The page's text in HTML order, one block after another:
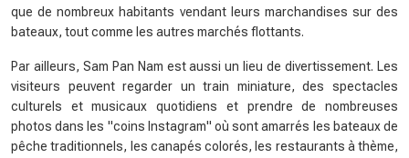
que de nombreux habitants vendant leurs marchandises sur des
bateaux, tout comme les autres marchés flottants.
Par ailleurs, Sam Pan Nam est aussi un lieu de divertissement. Les
visiteurs peuvent regarder un train miniature, des spectacles
culturels et musicaux quotidiens et prendre de nombreuses
photos dans les "coins Instagram" où sont amarrés les bateaux de
pêche traditionnels, les canapés colorés, les restaurants à thème,